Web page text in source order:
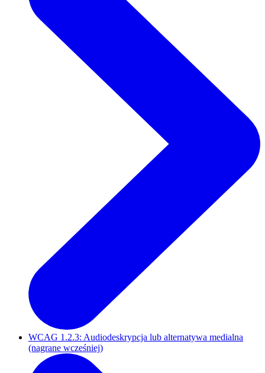
WCAG 1.2.3: Audiodeskrypcja lub alternatywa medialna
(nagrane wcześniej)